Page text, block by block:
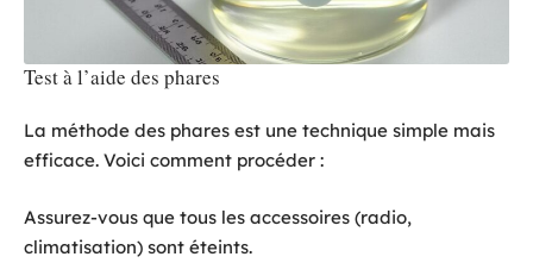
Test à l’aide des phares
La méthode des phares est une technique simple mais
efficace. Voici comment procéder :
Assurez-vous que tous les accessoires (radio,
climatisation) sont éteints.